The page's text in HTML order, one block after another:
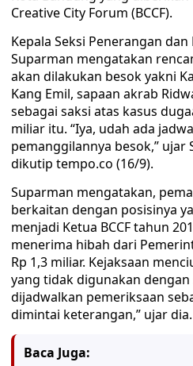
Creative City Forum (BCCF).
Kepala Seksi Penerangan
Suparman mengatakan
akan dilakukan besok yakni
Kang Emil, sapaan akrab
sebagai saksi atas kasus
miliar itu. “Iya, udah ada
pemanggilannya besok,” ujar
dikutip tempo.co (16/9).
Suparman mengatakan,
berkaitan dengan posisinya
menjadi Ketua BCCF tahun
menerima hibah dari
Rp 1,3 miliar. Kejaksaan
yang tidak digunakan dengan
dijadwalkan pemeriksaan
dimintai keterangan,” ujar dia.
Baca Juga: